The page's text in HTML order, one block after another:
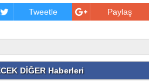
Tweetle Paylaş
DİĞER Haberleri